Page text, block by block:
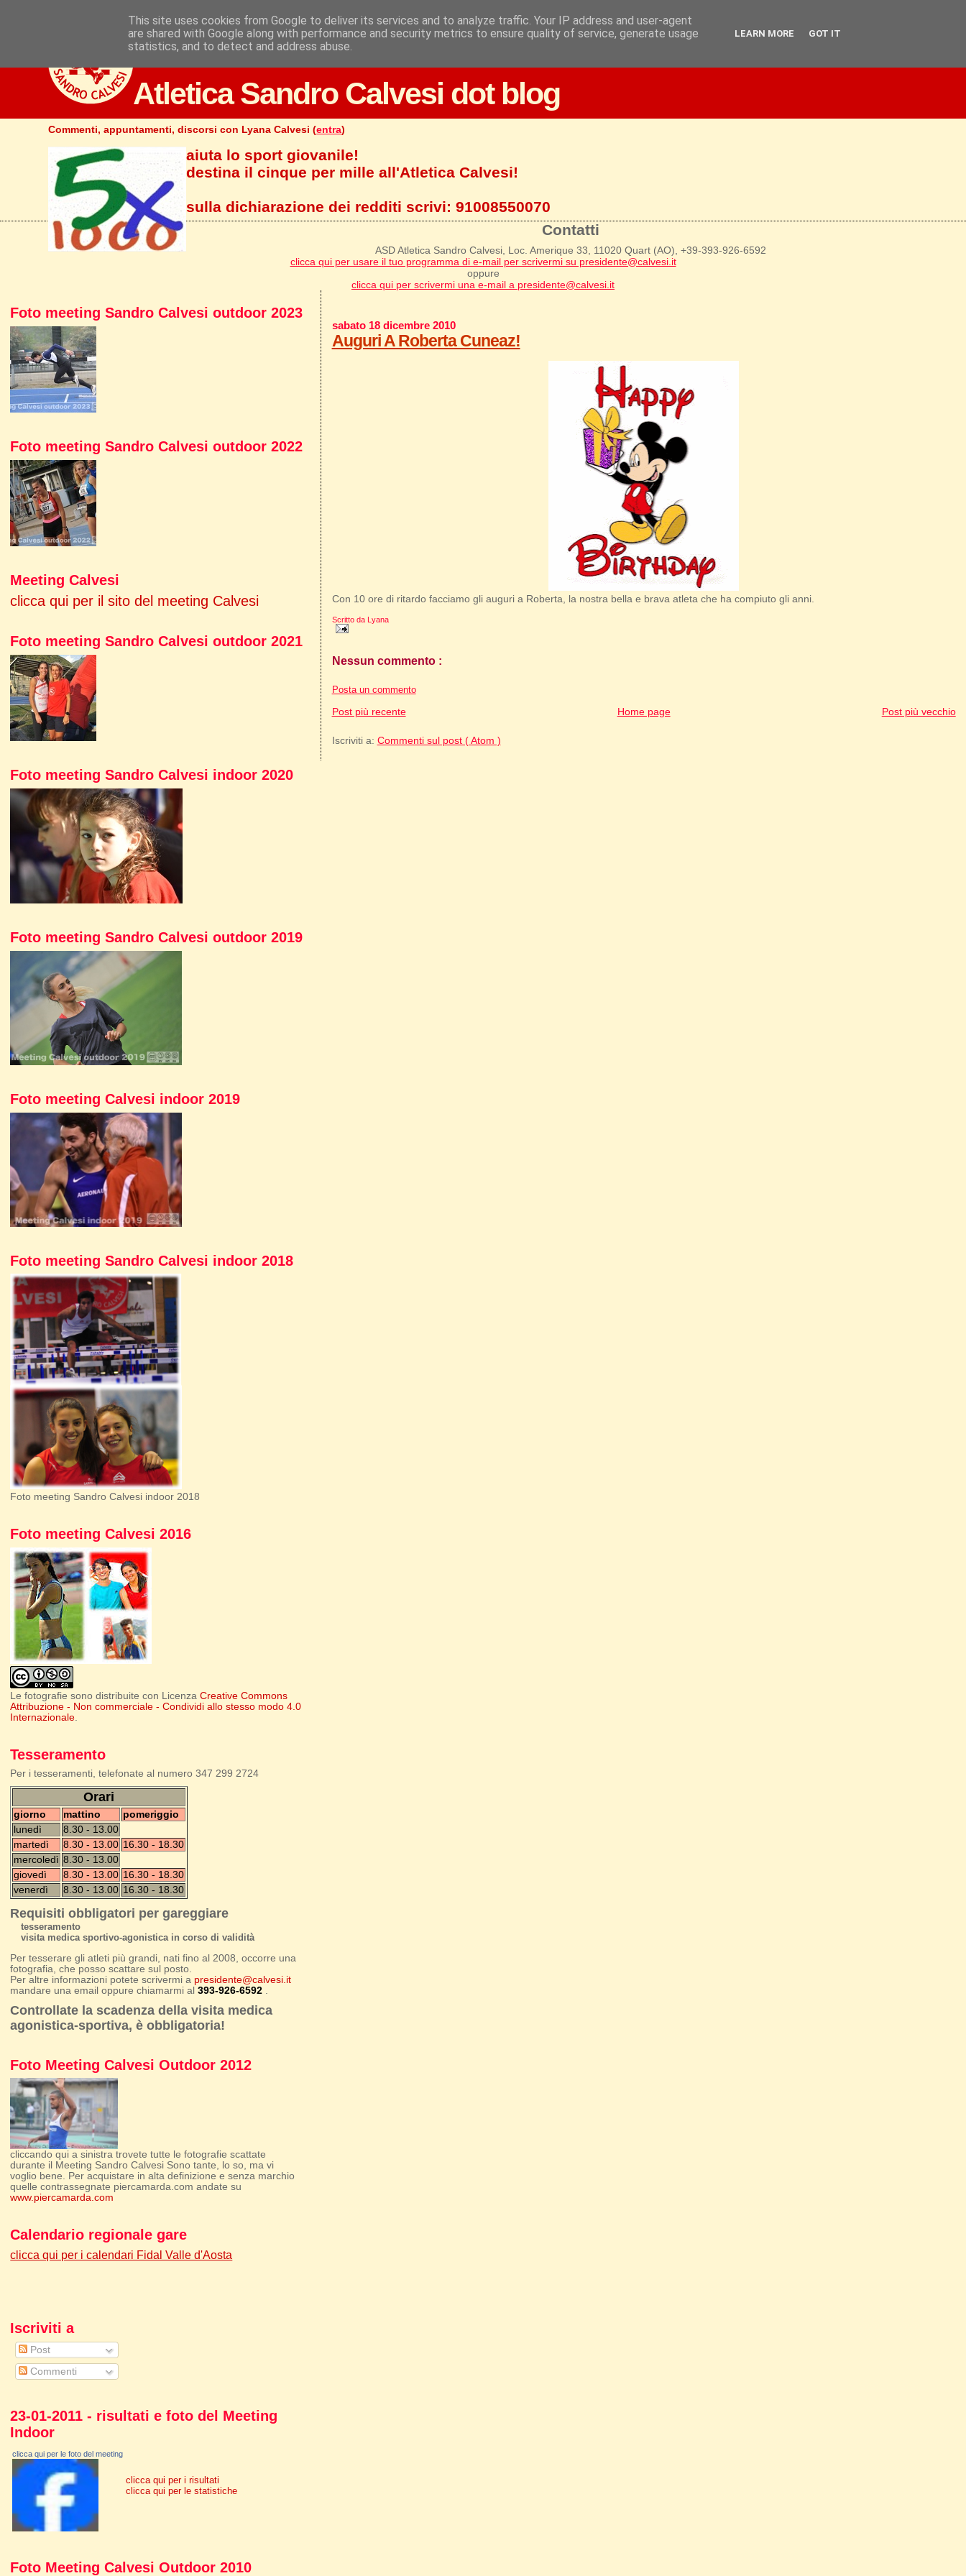
Atletica Sandro Calvesi dot blog
Commenti, appuntamenti, discorsi con Lyana Calvesi (entra)
aiuta lo sport giovanile!
destina il cinque per mille all'Atletica Calvesi!
sulla dichiarazione dei redditi scrivi:91008550070
Contatti
ASD Atletica Sandro Calvesi, Loc. Amerique 33, 11020 Quart (AO), +39-393-926-6592
clicca qui per usare il tuo programma di e-mail per scrivermi su presidente@calvesi.it
oppure
clicca qui per scrivermi una e-mail a presidente@calvesi.it
sabato 18 dicembre 2010
Auguri A Roberta Cuneaz!
Con 10 ore di ritardo facciamo gli auguri a Roberta, la nostra bella e brava atleta che ha compiuto gli anni.
Scritto da Lyana
Nessun commento :
Posta un commento
Post più recente Post più vecchio
Home page
Iscriviti a: Commenti sul post ( Atom )
Foto meeting Sandro Calvesi outdoor 2023
Foto meeting Sandro Calvesi outdoor 2022
Meeting Calvesi
clicca qui per il sito del meeting Calvesi
Foto meeting Sandro Calvesi outdoor 2021
Foto meeting Sandro Calvesi indoor 2020
Foto meeting Sandro Calvesi outdoor 2019
Foto meeting Calvesi indoor 2019
Foto meeting Sandro Calvesi indoor 2018
Foto meeting Sandro Calvesi indoor 2018
Foto meeting Calvesi 2016
Le fotografie sono distribuite con LicenzaCreative Commons
Attribuzione - Non commerciale - Condividi allo stesso modo 4.0
Internazionale.
Tesseramento
Per i tesseramenti, telefonate al numero 347 299 2724
Orari
giorno mattino
pomeriggio
lunedì
8.30 - 13.00
martedì
8.30 - 13.00 16.30 - 18.30
mercoledì 8.30 - 13.00
giovedì
8.30 - 13.00 16.30 - 18.30
venerdì
8.30 - 13.00 16.30 - 18.30
Requisiti obbligatori per gareggiare
tesseramento
visita medica sportivo-agonistica in corso di validità
Per tesserare gli atleti più grandi, nati fino al 2008, occorre una
fotografia, che posso scattare sul posto.
Per altre informazioni potete scrivermi a presidente@calvesi.it
mandare una email oppure chiamarmi al393-926-6592
Controllate la scadenza della visita medica
agonistica-sportiva, è obbligatoria!
Foto Meeting Calvesi Outdoor 2012
cliccando qui a sinistra trovete tutte le fotografie scattate
durante il Meeting Sandro Calvesi Sono tante, lo so, ma vi
voglio bene. Per acquistare in alta definizione e senza marchio
quelle contrassegnate piercamarda.com andate su
www.piercamarda.com
Calendario regionale gare
clicca qui per i calendari Fidal Valle d'Aosta
Iscriviti a
Post
Commenti
23-01-2011 - risultati e foto del Meeting
Indoor
clicca qui per le foto del meeting
clicca qui per i risultati
clicca qui per le statistiche
Foto Meeting Calvesi Outdoor 2010
This site uses cookies from Google to deliver its services and to analyze traffic. Your IP address and user-agent
are shared with Google along with performance and security metrics to ensure quality of service, generate usage
statistics, and to detect and address abuse.
LEARN MORE GOT IT